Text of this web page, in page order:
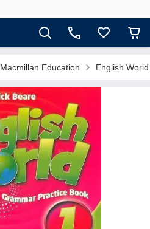
Macmillan Education English